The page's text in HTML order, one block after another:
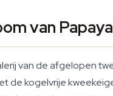
van
van de afgelopen
de kogelvrije